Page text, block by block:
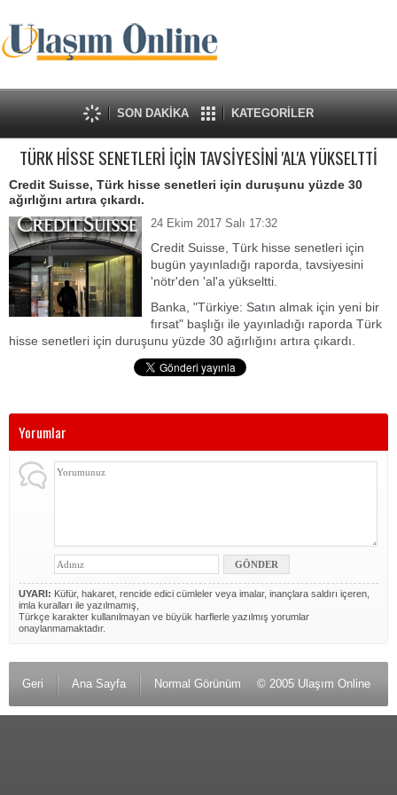
SON DAKİKA KATEGORİLER
TÜRK HİSSE SENETLERİ İÇİN TAVSİYESİNİ 'AL'A YÜKSELTTİ
Credit Suisse, Türk hisse senetleri için duruşunu yüzde 30
ağırlığını artıra çıkardı.
24 Ekim 2017 Salı 17:32
Credit Suisse, Türk hisse senetleri için
bugün yayınladığı raporda, tavsiyesini
'nötr'den 'al'a yükseltti.
Banka, "Türkiye: Satın almak için yeni bir
fırsat" başlığı ile yayınladığı raporda Türk
hisse senetleri için duruşunu yüzde 30 ağırlığını artıra çıkardı.
Yorumlar
UYARI: Küfür, hakaret, rencide edici cümleler veya imalar, inançlara saldırı içeren,
imla kuralları ile yazılmamış,
Türkçe karakter kullanılmayan ve büyük harflerle yazılmış yorumlar
onaylanmamaktadır.
Geri Ana Sayfa Normal Görünüm © 2005 Ulaşım Online